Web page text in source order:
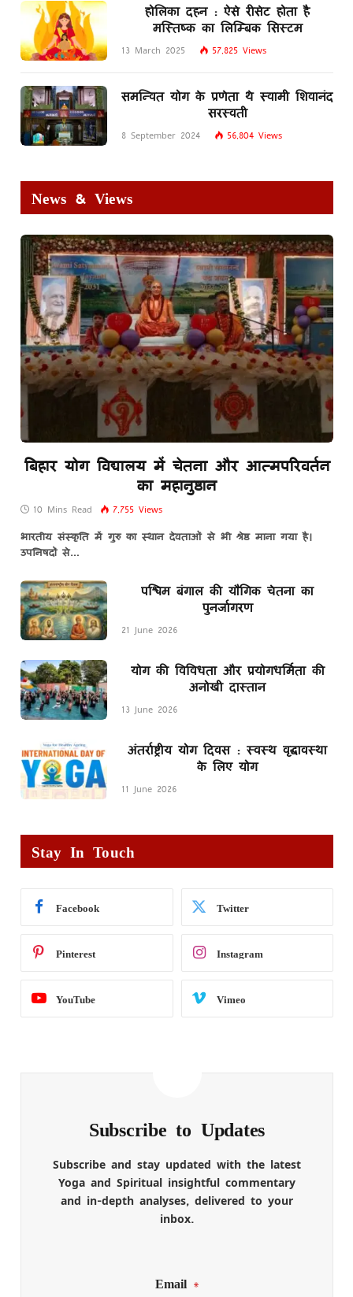
होलिका दहन : ऐसे रीसेट होता है
मस्तिष्क का लिम्बिक सिस्टम
13 March 2025 57,825 Views
समन्वित योग के प्रणेता थे स्वामी शिवानंद
सरस्वती
8 September 2024 56,804 Views
News & Views
बिहार योग विद्यालय में चेतना और आत्मपरिवर्तन
का महानुष्ठान
10 Mins Read 7,755 Views
भारतीय संस्कृति में गुरु का स्थान देवताओं से भी श्रेष्ठ माना गया है।
उपनिषदों से…
पश्चिम बंगाल की यौगिक चेतना का
पुनर्जागरण
21 June 2026
योग की विविधता और प्रयोगधर्मिता की
अनोखी दास्तान
13 June 2026
अंतर्राष्ट्रीय योग दिवस : स्वस्थ वृद्धावस्था
के लिए योग
11 June 2026
Stay In Touch
Facebook Twitter
Pinterest Instagram
YouTube Vimeo
Subscribe to Updates
Subscribe and stay updated with the latest
Yoga and Spiritual insightful commentary
and in-depth analyses, delivered to your
inbox.
Email *